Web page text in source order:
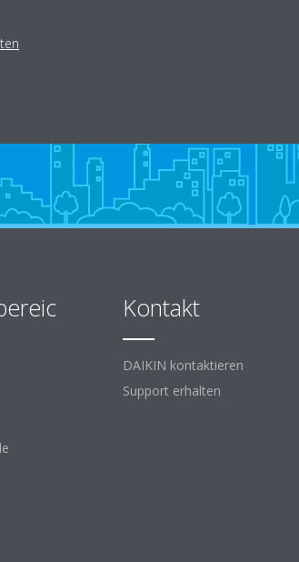
Kontakt
DAIKIN kontaktieren
Support erhalten